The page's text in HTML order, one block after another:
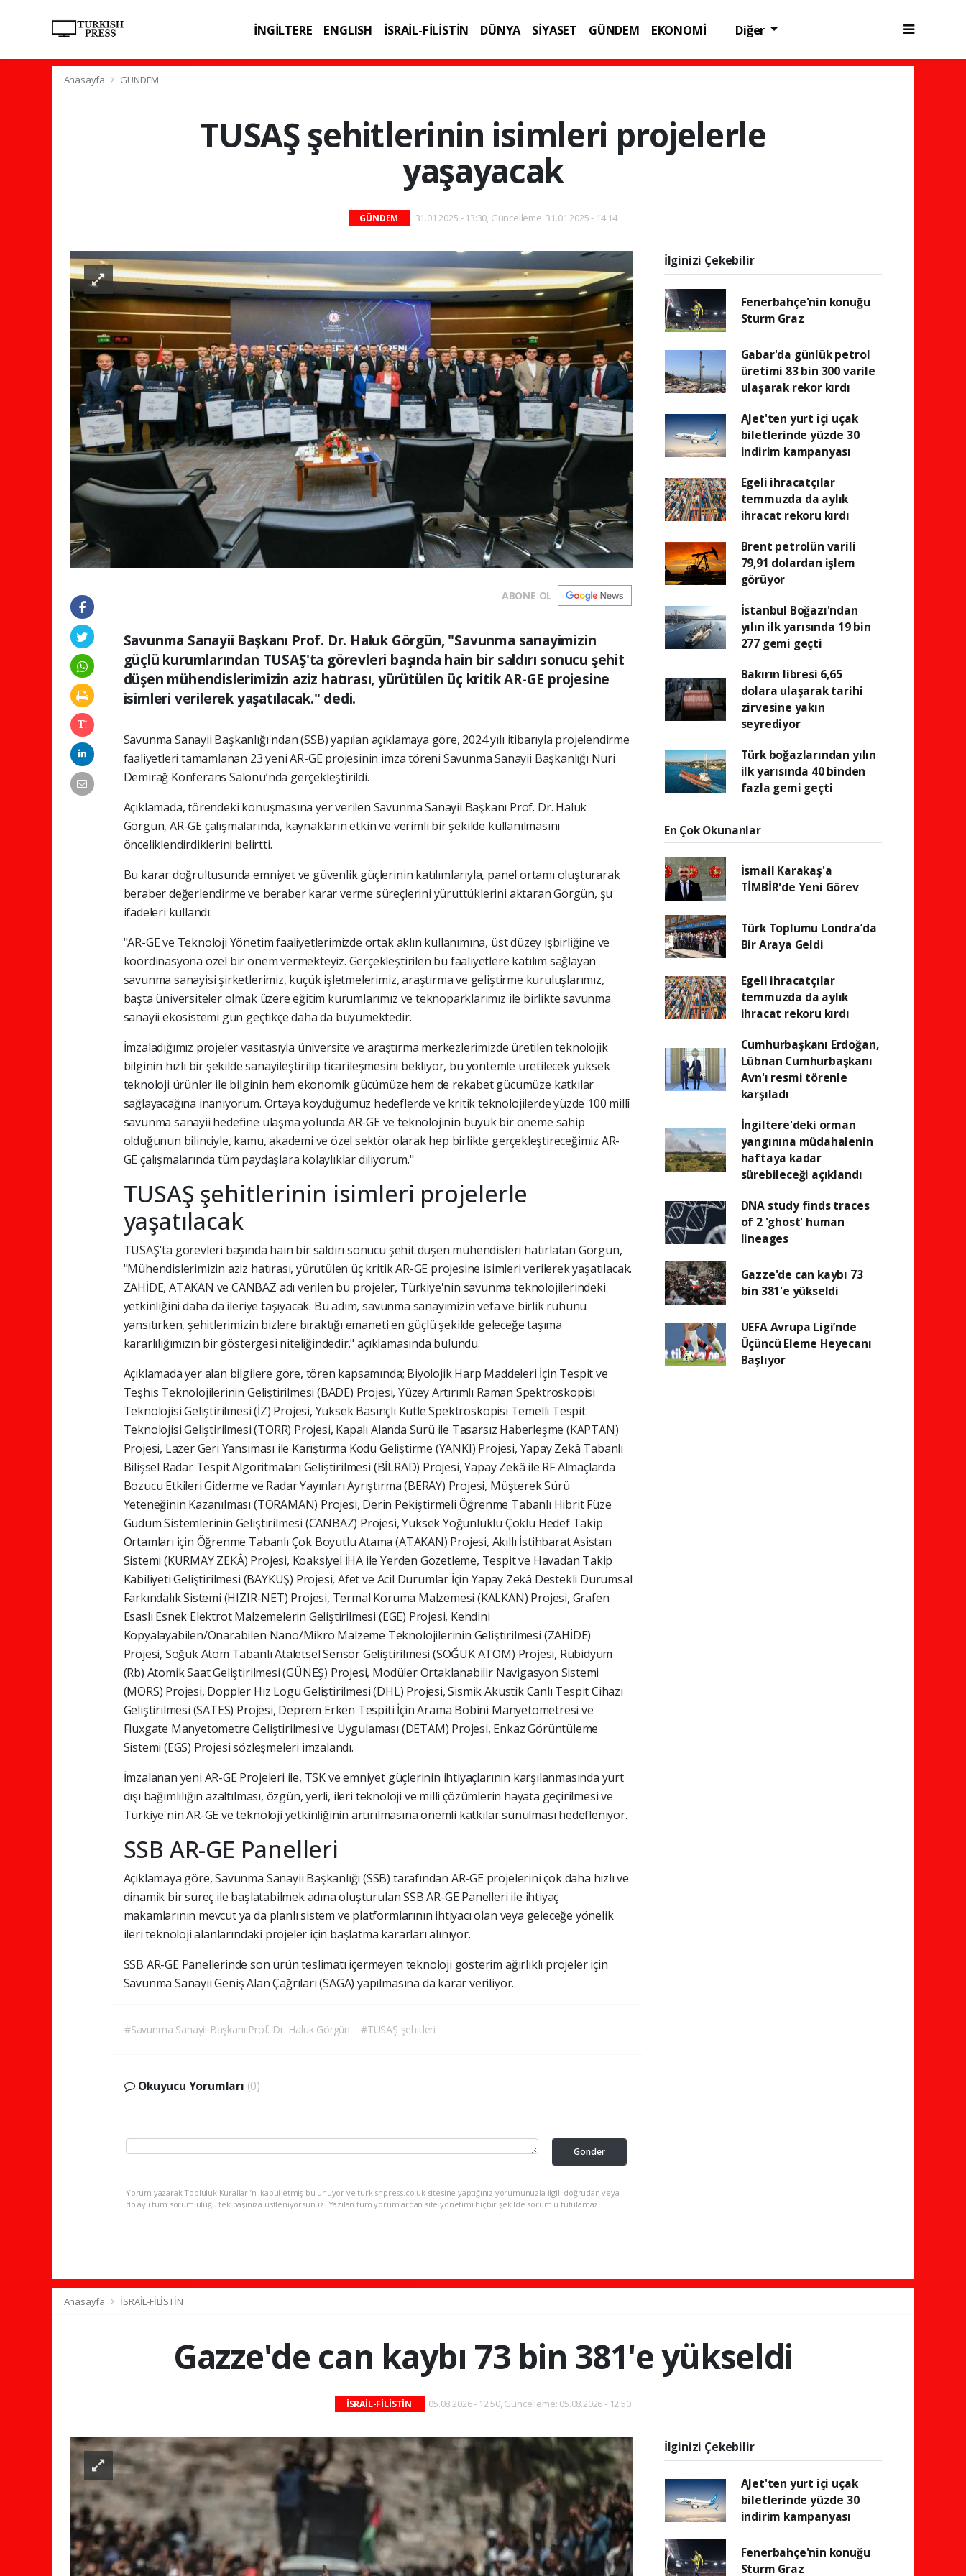
İNGİLTERE ENGLISH İSRAİL-FİLİSTİN DÜNYA SİYASET GÜNDEM
EKONOMİ
Diğer
Anasayfa GÜNDEM
TUSAŞ şehitlerinin isimleri projelerle
yaşayacak
GÜNDEM 31.01.2025 - 13:30, Güncelleme: 31.01.2025 - 14:14
ABONE OL
Savunma Sanayii Başkanı Prof. Dr. Haluk Görgün, "Savunma sanayimizin
güçlü kurumlarından TUSAŞ'ta görevleri başında hain bir saldırı sonucu şehit
düşen mühendislerimizin aziz hatırası, yürütülen üç kritik AR-GE projesine
isimleri verilerek yaşatılacak." dedi.
Savunma Sanayii Başkanlığı'ndan (SSB) yapılan açıklamaya göre, 2024 yılı itibarıyla projelendirme
faaliyetleri tamamlanan 23 yeni AR-GE projesinin imza töreni Savunma Sanayii Başkanlığı Nuri
Demirağ Konferans Salonu’nda gerçekleştirildi.
Açıklamada, törendeki konuşmasına yer verilen Savunma Sanayii Başkanı Prof. Dr. Haluk
Görgün, AR-GE çalışmalarında, kaynakların etkin ve verimli bir şekilde kullanılmasını
önceliklendirdiklerini belirtti.
Bu karar doğrultusunda emniyet ve güvenlik güçlerinin katılımlarıyla, panel ortamı oluşturarak
beraber değerlendirme ve beraber karar verme süreçlerini yürüttüklerini aktaran Görgün, şu
ifadeleri kullandı:
"AR-GE ve Teknoloji Yönetim faaliyetlerimizde ortak aklın kullanımına, üst düzey işbirliğine ve
koordinasyona özel bir önem vermekteyiz. Gerçekleştirilen bu faaliyetlere katılım sağlayan
savunma sanayisi şirketlerimiz, küçük işletmelerimiz, araştırma ve geliştirme kuruluşlarımız,
başta üniversiteler olmak üzere eğitim kurumlarımız ve teknoparklarımız ile birlikte savunma
sanayii ekosistemi gün geçtikçe daha da büyümektedir.
İmzaladığımız projeler vasıtasıyla üniversite ve araştırma merkezlerimizde üretilen teknolojik
bilginin hızlı bir şekilde sanayileştirilip ticarileşmesini bekliyor, bu yöntemle üretilecek yüksek
teknoloji ürünler ile bilginin hem ekonomik gücümüze hem de rekabet gücümüze katkılar
sağlayacağına inanıyorum. Ortaya koyduğumuz hedeflerde ve kritik teknolojilerde yüzde 100 millî
savunma sanayii hedefine ulaşma yolunda AR-GE ve teknolojinin büyük bir öneme sahip
olduğunun bilinciyle, kamu, akademi ve özel sektör olarak hep birlikte gerçekleştireceğimiz AR-
GE çalışmalarında tüm paydaşlara kolaylıklar diliyorum."
TUSAŞ şehitlerinin isimleri projelerle
yaşatılacak
TUSAŞ'ta görevleri başında hain bir saldırı sonucu şehit düşen mühendisleri hatırlatan Görgün,
"Mühendislerimizin aziz hatırası, yürütülen üç kritik AR-GE projesine isimleri verilerek yaşatılacak.
ZAHİDE, ATAKAN ve CANBAZ adı verilen bu projeler, Türkiye'nin savunma teknolojilerindeki
yetkinliğini daha da ileriye taşıyacak. Bu adım, savunma sanayimizin vefa ve birlik ruhunu
yansıtırken, şehitlerimizin bizlere bıraktığı emaneti en güçlü şekilde geleceğe taşıma
kararlılığımızın bir göstergesi niteliğindedir." açıklamasında bulundu.
Açıklamada yer alan bilgilere göre, tören kapsamında; Biyolojik Harp Maddeleri İçin Tespit ve
Teşhis Teknolojilerinin Geliştirilmesi (BADE) Projesi, Yüzey Artırımlı Raman Spektroskopisi
Teknolojisi Geliştirilmesi (İZ) Projesi, Yüksek Basınçlı Kütle Spektroskopisi Temelli Tespit
Teknolojisi Geliştirilmesi (TORR) Projesi, Kapalı Alanda Sürü ile Tasarsız Haberleşme (KAPTAN)
Projesi, Lazer Geri Yansıması ile Karıştırma Kodu Geliştirme (YANKI) Projesi, Yapay Zekâ Tabanlı
Bilişsel Radar Tespit Algoritmaları Geliştirilmesi (BİLRAD) Projesi, Yapay Zekâ ile RF Almaçlarda
Bozucu Etkileri Giderme ve Radar Yayınları Ayrıştırma (BERAY) Projesi, Müşterek Sürü
Yeteneğinin Kazanılması (TORAMAN) Projesi, Derin Pekiştirmeli Öğrenme Tabanlı Hibrit Füze
Güdüm Sistemlerinin Geliştirilmesi (CANBAZ) Projesi, Yüksek Yoğunluklu Çoklu Hedef Takip
Ortamları için Öğrenme Tabanlı Çok Boyutlu Atama (ATAKAN) Projesi, Akıllı İstihbarat Asistan
Sistemi (KURMAY ZEKÂ) Projesi, Koaksiyel İHA ile Yerden Gözetleme, Tespit ve Havadan Takip
Kabiliyeti Geliştirilmesi (BAYKUŞ) Projesi, Afet ve Acil Durumlar İçin Yapay Zekâ Destekli Durumsal
Farkındalık Sistemi (HIZIR-NET) Projesi, Termal Koruma Malzemesi (KALKAN) Projesi, Grafen
Esaslı Esnek Elektrot Malzemelerin Geliştirilmesi (EGE) Projesi, Kendini
Kopyalayabilen/Onarabilen Nano/Mikro Malzeme Teknolojilerinin Geliştirilmesi (ZAHİDE)
Projesi, Soğuk Atom Tabanlı Ataletsel Sensör Geliştirilmesi (SOĞUK ATOM) Projesi, Rubidyum
(Rb) Atomik Saat Geliştirilmesi (GÜNEŞ) Projesi, Modüler Ortaklanabilir Navigasyon Sistemi
(MORS) Projesi, Doppler Hız Logu Geliştirilmesi (DHL) Projesi, Sismik Akustik Canlı Tespit Cihazı
Geliştirilmesi (SATES) Projesi, Deprem Erken Tespiti İçin Arama Bobini Manyetometresi ve
Fluxgate Manyetometre Geliştirilmesi ve Uygulaması (DETAM) Projesi, Enkaz Görüntüleme
Sistemi (EGS) Projesi sözleşmeleri imzalandı.
İmzalanan yeni AR-GE Projeleri ile, TSK ve emniyet güçlerinin ihtiyaçlarının karşılanmasında yurt
dışı bağımlılığın azaltılması, özgün, yerli, ileri teknoloji ve milli çözümlerin hayata geçirilmesi ve
Türkiye'nin AR-GE ve teknoloji yetkinliğinin artırılmasına önemli katkılar sunulması hedefleniyor.
SSB AR-GE Panelleri
Açıklamaya göre, Savunma Sanayii Başkanlığı (SSB) tarafından AR-GE projelerini çok daha hızlı ve
dinamik bir süreç ile başlatabilmek adına oluşturulan SSB AR-GE Panelleri ile ihtiyaç
makamlarının mevcut ya da planlı sistem ve platformlarının ihtiyacı olan veya geleceğe yönelik
ileri teknoloji alanlarındaki projeler için başlatma kararları alınıyor.
SSB AR-GE Panellerinde son ürün teslimatı içermeyen teknoloji gösterim ağırlıklı projeler için
Savunma Sanayii Geniş Alan Çağrıları (SAGA) yapılmasına da karar veriliyor.
#Savunma Sanayii Başkanı Prof. Dr. Haluk Görgün #TUSAŞ şehitleri
Okuyucu Yorumları (0)
Gönder
Yorum yazarak Topluluk Kuralları’nı kabul etmiş bulunuyor ve turkishpress.co.uk sitesine yaptığınız yorumunuzla ilgili doğrudan veya
dolaylı tüm sorumluluğu tek başınıza üstleniyorsunuz. Yazılan tüm yorumlardan site yönetimi hiçbir şekilde sorumlu tutulamaz.
İlginizi Çekebilir
Fenerbahçe'nin konuğu
Sturm Graz
Gabar'da günlük petrol
üretimi 83 bin 300 varile
ulaşarak rekor kırdı
AJet'ten yurt içi uçak
biletlerinde yüzde 30
indirim kampanyası
Egeli ihracatçılar
temmuzda da aylık
ihracat rekoru kırdı
Brent petrolün varili
79,91 dolardan işlem
görüyor
İstanbul Boğazı'ndan
yılın ilk yarısında 19 bin
277 gemi geçti
Bakırın libresi 6,65
dolara ulaşarak tarihi
zirvesine yakın
seyrediyor
Türk boğazlarından yılın
ilk yarısında 40 binden
fazla gemi geçti
En Çok Okunanlar
İsmail Karakaş'a
TİMBİR'de Yeni Görev
Türk Toplumu Londra’da
Bir Araya Geldi
Egeli ihracatçılar
temmuzda da aylık
ihracat rekoru kırdı
Cumhurbaşkanı Erdoğan,
Lübnan Cumhurbaşkanı
Avn'ı resmi törenle
karşıladı
İngiltere'deki orman
yangınına müdahalenin
haftaya kadar
sürebileceği açıklandı
DNA study finds traces
of 2 'ghost' human
lineages
Gazze'de can kaybı 73
bin 381'e yükseldi
UEFA Avrupa Ligi’nde
Üçüncü Eleme Heyecanı
Başlıyor
Anasayfa İSRAİL-FİLİSTİN
Gazze'de can kaybı 73 bin 381'e yükseldi
İSRAİL-FİLİSTİN 05.08.2026 - 12:50, Güncelleme: 05.08.2026 - 12:50
İlginizi Çekebilir
AJet'ten yurt içi uçak
biletlerinde yüzde 30
indirim kampanyası
Fenerbahçe'nin konuğu
Sturm Graz